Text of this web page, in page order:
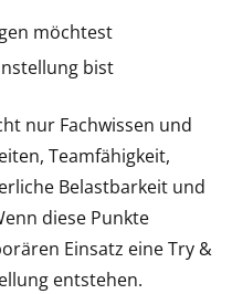
möchtest
bist
nur Fachwissen und
Teamfähigkeit,
Belastbarkeit und
diese Punkte
Einsatz eine Try &
entstehen.